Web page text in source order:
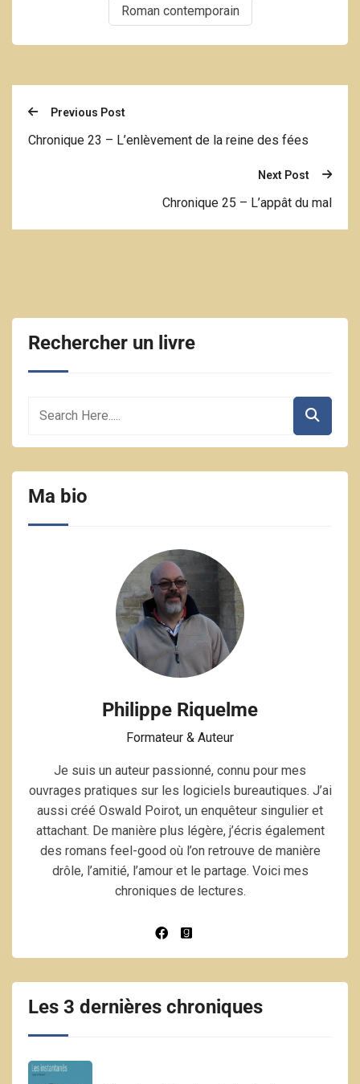
Roman contemporain
Previous Post
Chronique 23 – L’enlèvement de la reine des fées
Next Post
Chronique 25 – L’appât du mal
Rechercher un livre
Ma bio
Philippe Riquelme
Formateur & Auteur
Je suis un auteur passionné, connu pour mes
ouvrages pratiques sur les logiciels bureautiques. J’ai
aussi créé Oswald Poirot, un enquêteur singulier et
attachant. De manière plus légère, j’écris également
des romans feel-good où l’on retrouve de manière
drôle, l’amitié, l’amour et le partage. Voici mes
chroniques de lectures.
Les 3 dernières chroniques